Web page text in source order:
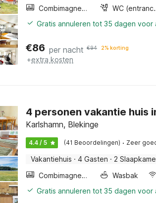
Combimagnetron
WC
Gratis annuleren tot 35 dagen voor
€86 per nacht €94 2% korting
+extra kosten
4 personen vakantie huis
Karlshamn, Blekinge
4.4 / 5 (41 Beoordelingen) · Zeer
Vakantiehuis · 4 Gasten · 2
Combimagnetron
Wasbak
Gratis annuleren tot 35 dagen voor